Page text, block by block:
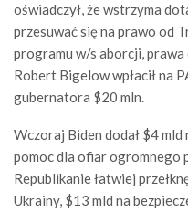
oświadczył, że wstrzyma
przesuwać się na prawo od
programu w/s aborcji,
Robert Bigelow wpłacił na
gubernatora $20 mln.
Wczoraj Biden dodał $4 mld
pomoc dla ofiar ogromnego
Republikanie łatwiej
Ukrainy, $13 mld na